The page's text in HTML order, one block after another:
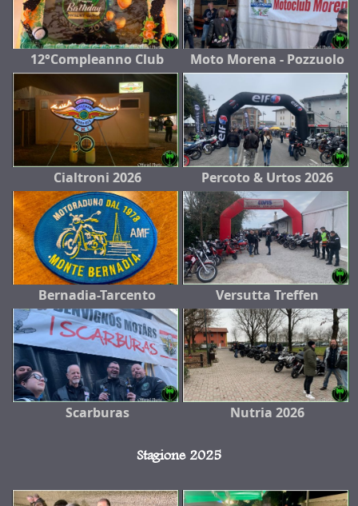
12°Compleanno Club Moto Morena - Pozzuolo
Cialtroni 2026 Percoto & Urtos 2026
Bernadia-Tarcento Versutta Treffen
Scarburas Nutria 2026
Stagione 2025